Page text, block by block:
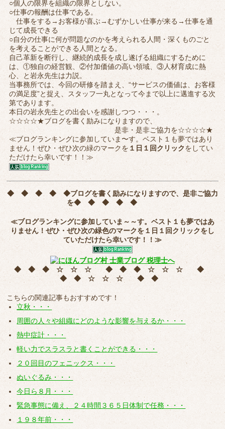
○個人の限界を組織の限界としない。
○仕事の報酬は仕事である。
仕事をする→お客様が喜ぶ→むずかしい仕事が来る→仕事を通
じて成長できる
○自分の仕事に何が問題なのかを考えられる人間・深くものごと
を考えることができる人間となる。
自己革新を断行し、継続的成長を成し遂げる組織にするために
は、①独自の経営観、②付加価値の高い領域、③人材育成に熱
心、と岩永先生は力説。
当事務所では、今回の研修を踏まえ、“サービスの価値は、お客様
の満足度”と捉え、スタッフ一丸となって今まで以上に邁進する次
第であります。
本日の岩永先生との出会いを感謝しつつ・・・。
☆☆☆☆★ブログを書く励みになりますので、
是非・是非ご協力を☆☆☆☆★
≪ブログランキングに参加していま〜す。ベスト１も夢ではあり
ません！ぜひ・ぜひ次の緑のマークを １日１回クリックをしてい
ただけたら幸いです！！≫
◆ ◆ ◆ ◆ ◆ブログを書く励みになりますので、是非ご協力
を◆ ◆ ◆ ◆ ◆
≪ブログランキングに参加していま～～す。ベスト１も夢ではあ
りません！ぜひ・ぜひ次の緑色のマークを１日１回クリックをし
ていただけたら幸いです！！≫
◆ ◆ ◆ ☆ ☆ ☆ ◆ ◆ ◆ ☆ ☆ ☆ ◆
◆ ◆ ☆ ☆ ☆ ◆ ◆
こちらの関連記事もおすすめです！
立秋・・・
周囲の人々や組織にどのような影響を与えるか・・・
熱中症計・・・
軽い力でスラスラと書くことができる・・・
２０回目のフェニックス・・・
ぬいぐるみ・・・
今日ら８月・・・
緊急事態に備え、２４時間３６５日体制で任務・・・
１９８年前・・・